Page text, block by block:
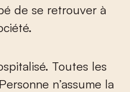
de se retrouver à
Toutes les
n’assume la